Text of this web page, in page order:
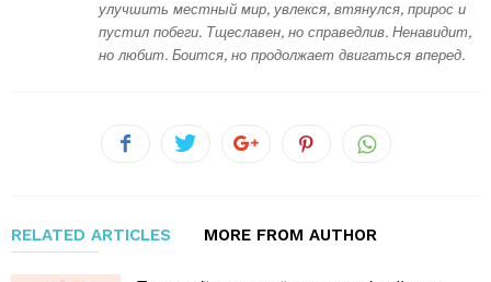
улучшить местный мир, увлекся, втянулся, прирос и
пустил побеги. Тщеславен, но справедлив. Ненавидит,
но любит. Боится, но продолжает двигаться вперед.
RELATED ARTICLES MORE FROM AUTHOR